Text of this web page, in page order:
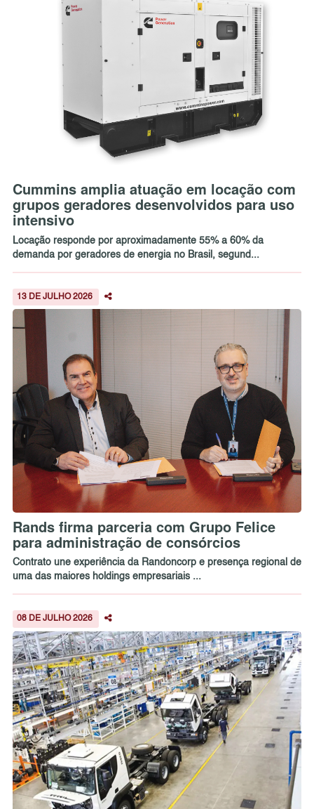
Cummins amplia atuação em locação com
grupos geradores desenvolvidos para uso
intensivo
Locação responde por aproximadamente 55% a 60% da
demanda por geradores de energia no Brasil, segund...
13 DE JULHO 2026
Rands firma parceria com Grupo Felice
para administração de consórcios
Contrato une experiência da Randoncorp e presença regional de
uma das maiores holdings empresariais ...
08 DE JULHO 2026